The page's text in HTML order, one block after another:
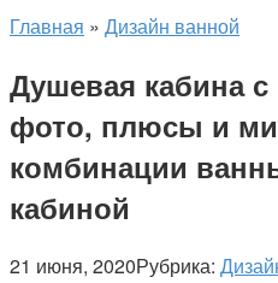
Главная » Дизайн ванной
Душевая кабина
фото, плюсы и
комбинации
кабиной
21 июня, 2020Рубрика: